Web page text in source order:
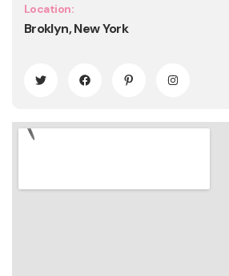
Location:
Broklyn, New York